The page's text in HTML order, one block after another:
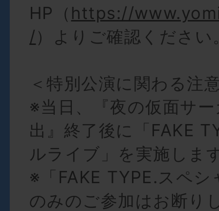
HP（ https://
/）よりご確認ください
＜特別公演に関わる注
※当日、『夜の仮面サ
出』終了後に「FAKE
ルライブ」を実施しま
※「FAKE TYPE.スペシ
のみのご参加はお断り